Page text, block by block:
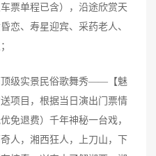
票单程已含），沿途欣赏天
恋、寿星迎宾、采药老人、
顶级实景民俗歌舞秀——【魅
项目，根据当日演出门票情
免退费）千年神秘一台戏，
人，湘西狂人，上刀山，下